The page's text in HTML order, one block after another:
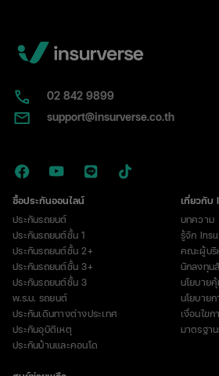
02​ 842 9899
support@insurverse.co.th
ซื้อประกันออนไลน์
ประกันรถยนต์
ประกันรถยนต์ชั้น 1
ประกันรถยนต์ชั้น 2+
ประกันรถยนต์ชั้น 3+
ประกันรถยนต์ชั้น 3
พ.ร.บ. รถยนต์
ประกันเดินทางต่างประเทศ
ประกันอุบัติเหตุ
ประกันบ้านและคอนโด
เกี่ยวกับ
บทความ
รู้จัก
คณะผู้บริ
นักลงทุน
นโยบาย
นโยบาย
เงื่อนไข
มาตรฐา